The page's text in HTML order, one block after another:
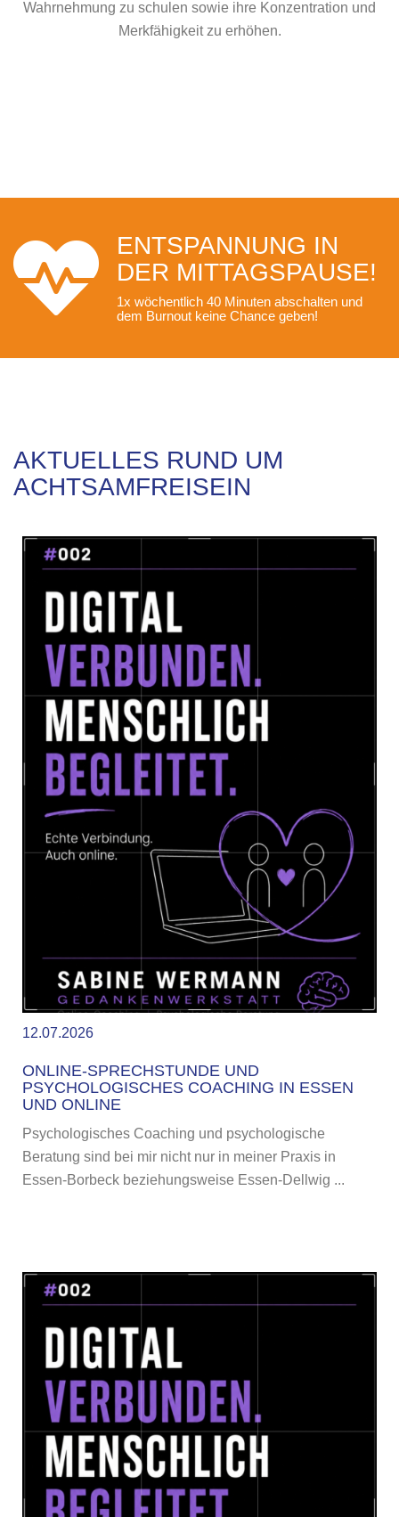
Wahrnehmung zu schulen sowie ihre Konzentration und
Merkfähigkeit zu erhöhen.
ENTSPANNUNG IN
DER MITTAGSPAUSE!
1x wöchentlich 40 Minuten abschalten und
dem Burnout keine Chance geben!
AKTUELLES RUND UM
ACHTSAMFREISEIN
12.07.2026
ONLINE-SPRECHSTUNDE UND
PSYCHOLOGISCHES COACHING IN ESSEN
UND ONLINE
Psychologisches Coaching und psychologische
Beratung sind bei mir nicht nur in meiner Praxis in
Essen-Borbeck beziehungsweise Essen-Dellwig ...